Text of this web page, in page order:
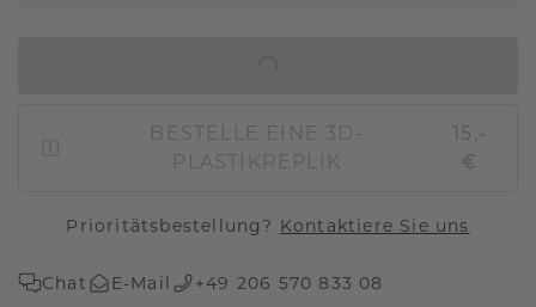
BESTELLE EINE 3D-
PLASTIKREPLIK
15,-
€
Prioritätsbestellung? Kontaktiere Sie uns
Chat E-Mail +49 206 570 833 08